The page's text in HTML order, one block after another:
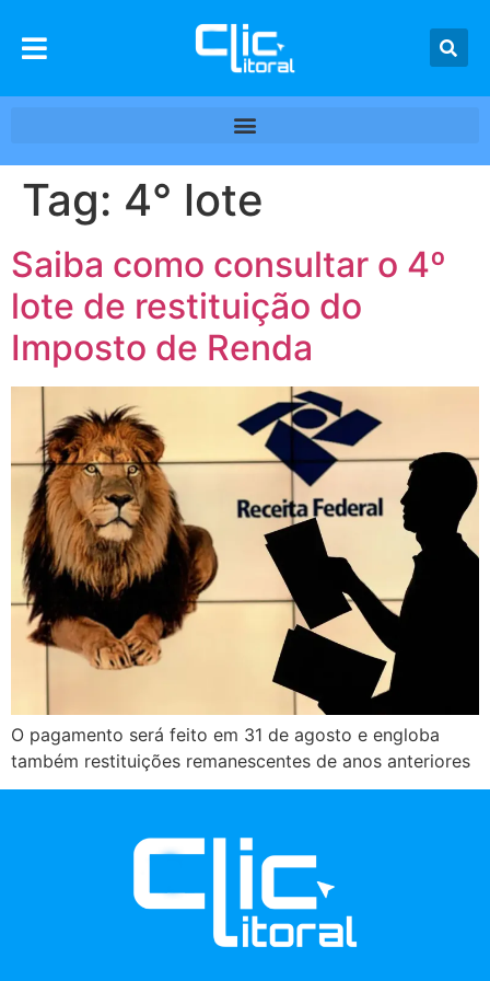
Tag: 4° lote
Saiba como consultar o 4º
lote de restituição do
Imposto de Renda
O pagamento será feito em 31 de agosto e engloba
também restituições remanescentes de anos anteriores